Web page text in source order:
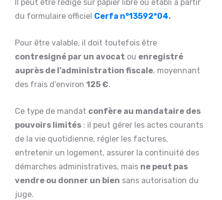
Il peut être rédigé sur papier libre ou établi à partir
du formulaire officiel Cerfa n°13592*04.
Pour être valable, il doit toutefois être
contresigné par un avocat ou enregistré
auprès de l’administration fiscale, moyennant
des frais d’environ 125 €.
Ce type de mandat confère au mandataire des
pouvoirs limités : il peut gérer les actes courants
de la vie quotidienne, régler les factures,
entretenir un logement, assurer la continuité des
démarches administratives, mais ne peut pas
vendre ou donner un bien sans autorisation du
juge.